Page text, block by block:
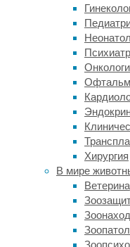
Хирургия
В мире
ней
бактерий.
Ученые
пришли
этому
выводу,
изучая
подводные
луга
острова
Сулавеси
Индонезии.